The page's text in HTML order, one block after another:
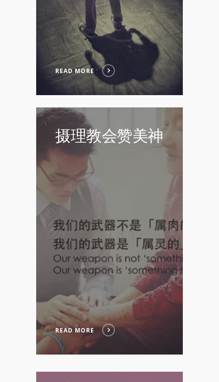
READ MORE
摄理教会赞美神
READ MORE